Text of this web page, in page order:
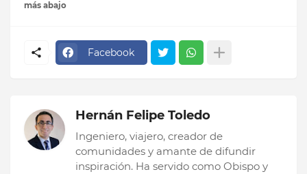
más abajo
Facebook
Hernán Felipe Toledo
Ingeniero, viajero, creador de
comunidades y amante de difundir
inspiración. Ha servido como Obispo y